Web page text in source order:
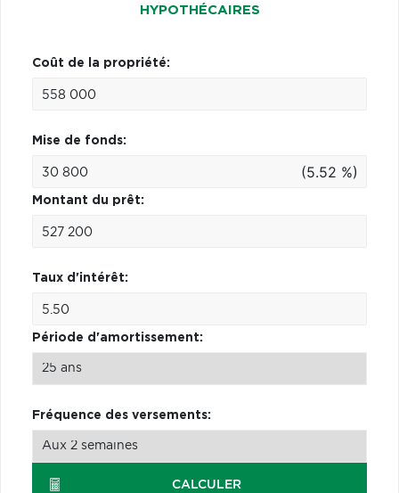
HYPOTHÉCAIRES
Coût de la propriété:
Mise de fonds:
(5.52 %)
Montant du prêt:
Taux d'intérêt:
Période d'amortissement:
Fréquence des versements:
CALCULER